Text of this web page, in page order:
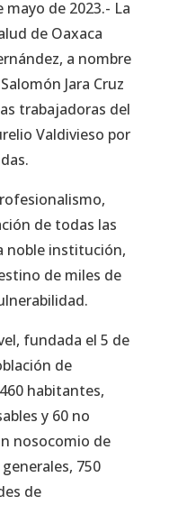
mayo de 2023.- La
de Oaxaca
a nombre
Jara Cruz
trabajadoras del
Valdivieso por
de todas las
noble institución,
de miles de
fundada el 5 de
de
habitantes,
y 60 no
nosocomio de
750
de